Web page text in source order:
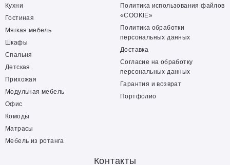
Кухни
Гостиная
Мягкая мебель
Шкафы
Спальня
Детская
Прихожая
Модульная мебель
Офис
Комоды
Матрасы
Мебель из ротанга
Политика использования файлов
«COOKIE»
Политика обработки
персональных данных
Доставка
Согласие на обработку
персональных данных
Гарантия и возврат
Портфолио
Контакты